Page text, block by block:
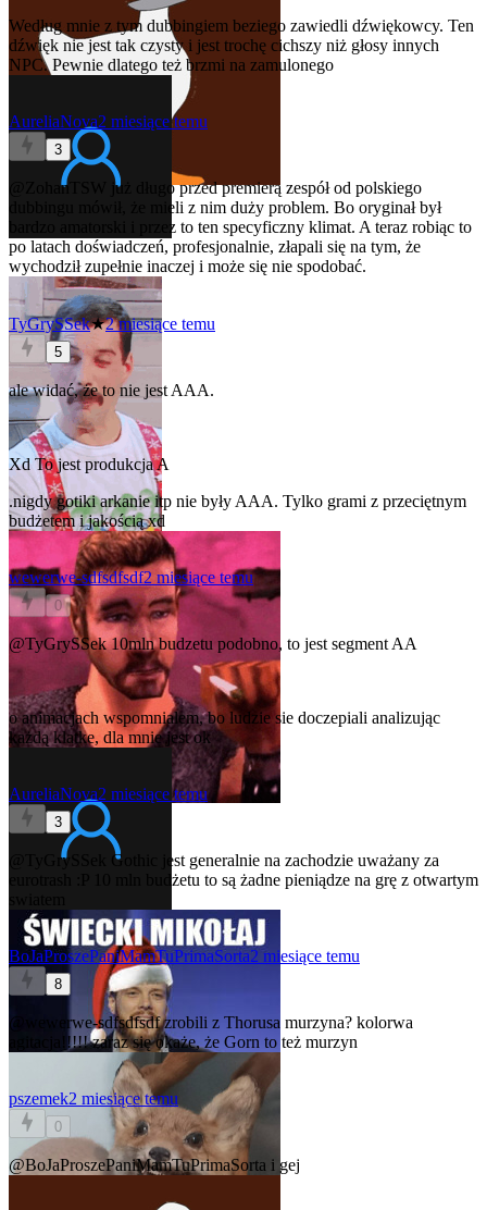
Według mnie z tym dubbingiem beziego zawiedli dźwiękowcy. Ten
dźwięk nie jest tak czysty i jest trochę cichszy niż głosy innych
NPC. Pewnie dlatego też brzmi na zamulonego
AureliaNova2 miesiące temu
3
@ZohanTSW
już długo przed premierą zespół od polskiego
dubbingu mówił, że mieli z nim duży problem. Bo oryginał był
bardzo amatorski i przez to ten specyficzny klimat. A teraz robiąc to
po latach doświadczeń, profesjonalnie, złapali się na tym, że
wychodził zupełnie inaczej i może się nie spodobać.
TyGrySSek★2 miesiące temu
5
ale widać, że to nie jest AAA.
Xd To jest produkcja A
.nigdy gotiki arkanie itp nie były AAA. Tylko grami z przeciętnym
budżetem i jakością xd
wewerwe-sdfsdfsdf2 miesiące temu
0
@TyGrySSek10mln budzetu podobno, to jest segment AA
o animacjach wspomnialem, bo ludzie sie doczepiali analizując
każdą klatke, dla mnie jest ok
AureliaNova2 miesiące temu
3
@TyGrySSek
Gothic jest generalnie na zachodzie uważany za
eurotrash :P 10 mln budżetu to są żadne pieniądze na grę z otwartym
BoJaProszePaniMamTuPrimaSorta2 miesiące temu
8
@wewerwe-sdfsdfsdfzrobili z Thorusa murzyna? kolorwa
agitacja!!!!! zaraz się okaże, że Gorn to też murzyn
pszemek2 miesiące temu
0
@BoJaProszePaniMamTuPrimaSorta i gej